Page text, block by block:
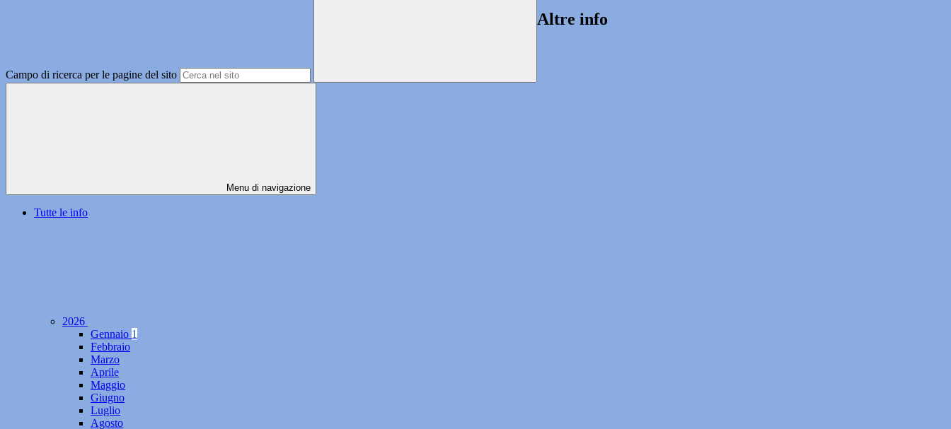
Campo di ricerca per le pagine del sito
Altre info
Menu di navigazione
Tutte le info
2026
Gennaio 1
Febbraio
Marzo
Aprile
Maggio
Giugno
Luglio
Agosto